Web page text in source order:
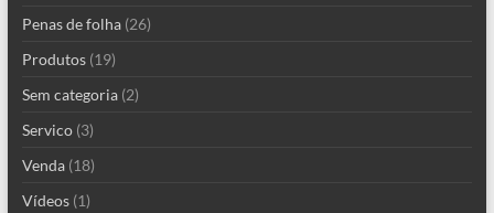
Penas de folha(26)
Produtos(19)
Sem categoria(2)
Servico(3)
Venda(18)
Vídeos(1)